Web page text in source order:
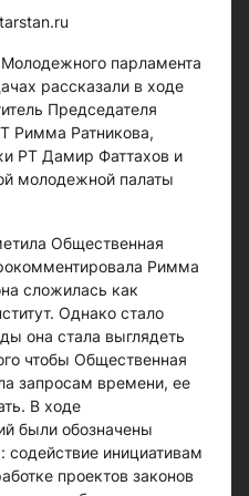
парламента
рассказали в ходе
Председателя
Римма Ратникова,
РТ Дамир Фаттахов и
молодежной палаты
Общественная
Римма
сложилась как
Однако стало
она стала выглядеть
чтобы Общественная
запросам времени, ее
В ходе
были обозначены
инициативам
проектов законов